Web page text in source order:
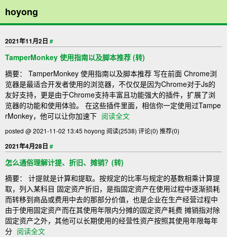
hoyong
2021年11月2日 #
TamperMonkey 使用指南以及脚本推荐 (转)
摘要： TamperMonkey 使用指南以及脚本推荐 写在前面 Chrome浏
览器是最适合开发者使用的浏览器，不仅仅是因为Chrome对于Js的
友好支持，更是由于Chrome支持丰富且功能强大的插件，扩展了浏
览器的功能和使用体验。 在这些插件里面，相信你一定使用过Tampe
rMonkey，他可以让你加速下 阅读全文
posted @ 2021-11-02 13:45 hoyong 阅读(2538) 评论(0) 推荐(0)
2021年4月28日 #
怎么通俗理解计提、折旧、摊销？(转)
摘要： 计提就是计算和提取。按规定的比率与规定的基数相乘计算提
取，列入某科目 固定资产折旧，是指固定资产在使用过程中逐渐损耗
而转移到商品或费用中去的那部分价值，也是企业在生产经营过程中
由于使用固定资产而在其使用年限内分摊的固定资产耗费 摊销指对除
固定资产之外，其他可以长期使用的经营性资产按照其使用年限每年
分 阅读全文